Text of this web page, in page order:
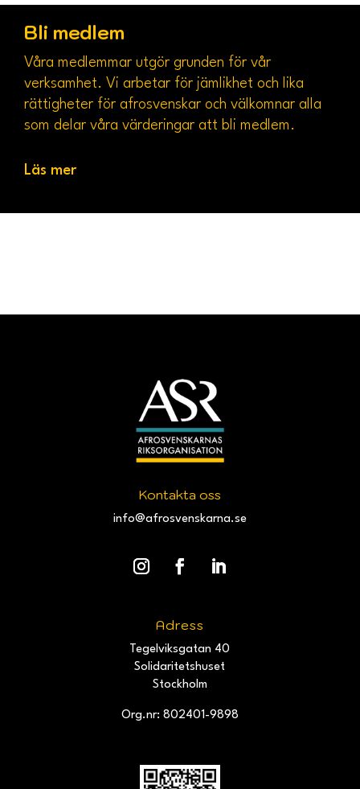
Bli medlem
Våra medlemmar utgör grunden för vår
verksamhet. Vi arbetar för jämlikhet och lika
rättigheter för afrosvenskar och välkomnar alla
som delar våra värderingar att bli medlem.
Läs mer
Kontakta oss
info@afrosvenskarna.se
Adress
Tegelviksgatan 40
Solidaritetshuset
Stockholm
Org.nr: 802401-9898